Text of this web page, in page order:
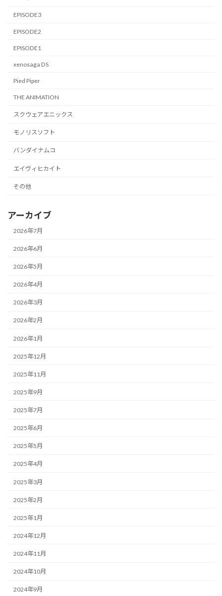
EPISODE3
EPISODE2
EPISODE1
xenosaga DS
Pied Piper
THE ANIMATION
スクウェアエニックス
モノリスソフト
バンダイナムコ
エイヴィヒカイト
その他
アーカイブ
2026年7月
2026年6月
2026年5月
2026年4月
2026年3月
2026年2月
2026年1月
2025年12月
2025年11月
2025年9月
2025年7月
2025年6月
2025年5月
2025年4月
2025年3月
2025年2月
2025年1月
2024年12月
2024年11月
2024年10月
2024年9月